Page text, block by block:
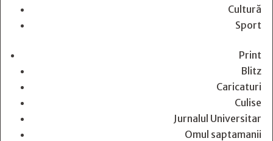
Cultură
Sport
Print
Blitz
Caricaturi
Culise
Jurnalul Universitar
Omul saptamanii